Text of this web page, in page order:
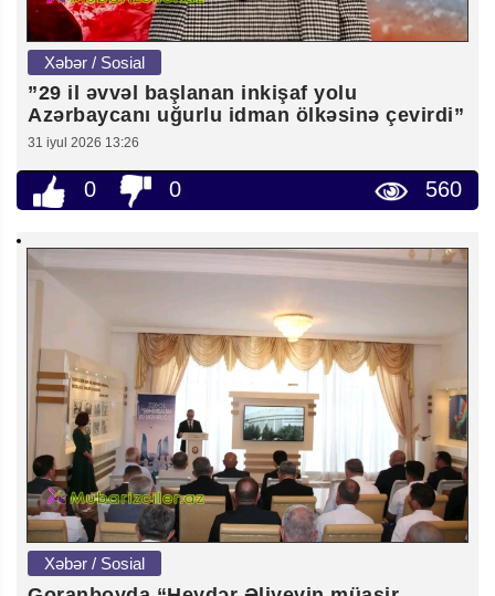
Xəbər / Sosial
”29 il əvvəl başlanan inkişaf yolu
Azərbaycanı uğurlu idman ölkəsinə çevirdi”
31 iyul 2026 13:26
0 0 560
Xəbər / Sosial